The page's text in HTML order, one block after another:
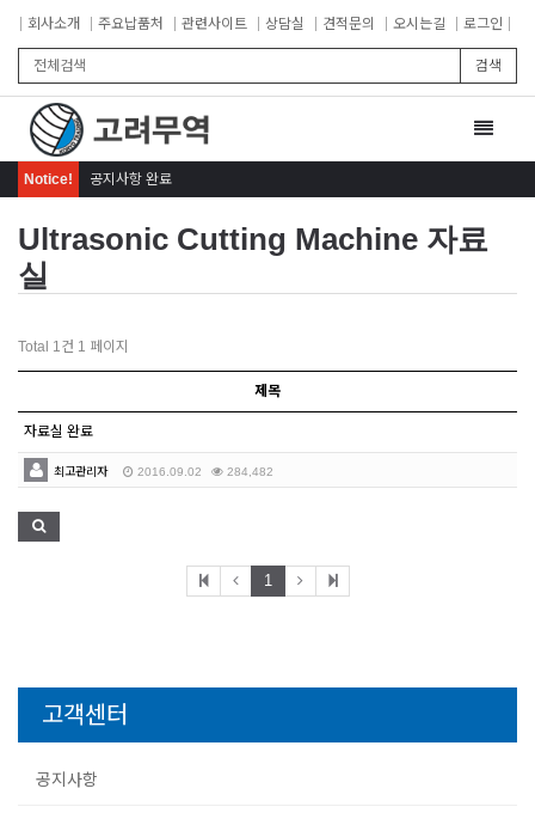
회사소개 주요납품처 관련사이트 상담실 견적문의 오시는길 로그인
검색
Toggle
Notice! 공지사항 완료
Ultrasonic Cutting Machine 자료
실
Total 1건 1 페이지
제목
자료실 완료
최고관리자 2016.09.02 284,482
1
고객센터
공지사항